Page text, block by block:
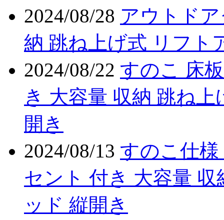
2024/08/28 アウトド
納 跳ね上げ式 リフト
2024/08/22 すのこ 床
き 大容量 収納 跳ね
開き
2024/08/13 すのこ仕
セント 付き 大容量
ッド 縦開き